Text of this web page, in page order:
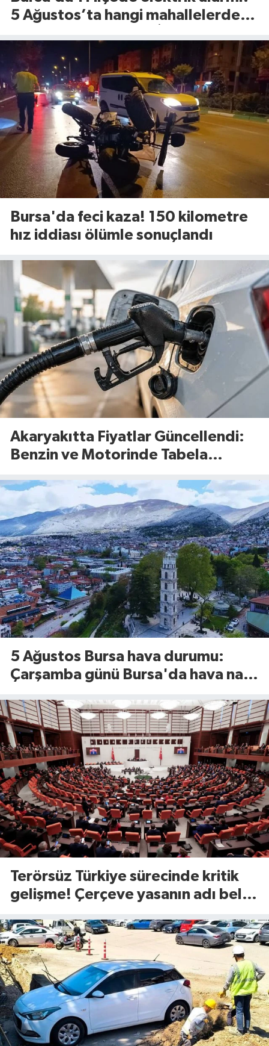
5 Ağustos’ta hangi mahallelerde
tam liste...
Bursa'da feci kaza! 150 kilometre
hız iddiası ölümle sonuçlandı
Akaryakıtta Fiyatlar Güncellendi:
Benzin ve Motorinde Tabela
5 Ağustos Bursa hava durumu:
Çarşamba günü Bursa'da hava nasıl
Terörsüz Türkiye sürecinde kritik
gelişme! Çerçeve yasanın adı belli